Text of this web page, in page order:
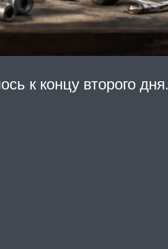
к концу второго дня.